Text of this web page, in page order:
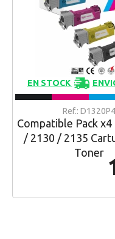
EN STOCK
Ref.: D1320P4
Compatible Pack
/ 2130 / 2135
Toner